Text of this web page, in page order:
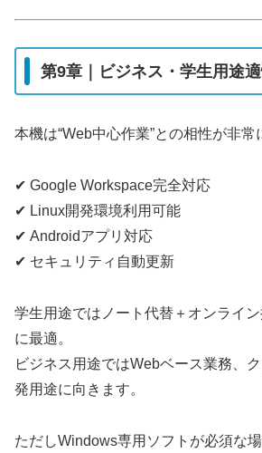
第9章｜ビジネス・学生用途
本機は“Web中心作業”との相性が非常
✔ Google Workspace完全対応
✔ Linux開発環境利用可能
✔ Androidアプリ対応
✔ セキュリティ自動更新
学生用途ではノート代替＋オンライ
に最適。
ビジネス用途ではWebベース業務、
発用途に向きます。
ただしWindows専用ソフトが必須な場